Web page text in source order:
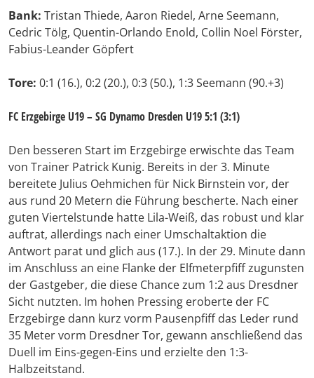
Bank: Tristan Thiede, Aaron Riedel, Arne Seemann,
Cedric Tölg, Quentin-Orlando Enold, Collin Noel Förster,
Fabius-Leander Göpfert
Tore: 0:1 (16.), 0:2 (20.), 0:3 (50.), 1:3 Seemann (90.+3)
FC Erzgebirge U19 – SG Dynamo Dresden U19 5:1 (3:1)
Den besseren Start im Erzgebirge erwischte das Team
von Trainer Patrick Kunig. Bereits in der 3. Minute
bereitete Julius Oehmichen für Nick Birnstein vor, der
aus rund 20 Metern die Führung bescherte. Nach einer
guten Viertelstunde hatte Lila-Weiß, das robust und klar
auftrat, allerdings nach einer Umschaltaktion die
Antwort parat und glich aus (17.). In der 29. Minute dann
im Anschluss an eine Flanke der Elfmeterpfiff zugunsten
der Gastgeber, die diese Chance zum 1:2 aus Dresdner
Sicht nutzten. Im hohen Pressing eroberte der FC
Erzgebirge dann kurz vorm Pausenpfiff das Leder rund
35 Meter vorm Dresdner Tor, gewann anschließend das
Duell im Eins-gegen-Eins und erzielte den 1:3-
Halbzeitstand.